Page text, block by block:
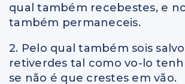
qual também recebestes, e
também permaneceis.
2. Pelo qual também sois
retiverdes tal como vo-lo
se não é que crestes em vão.